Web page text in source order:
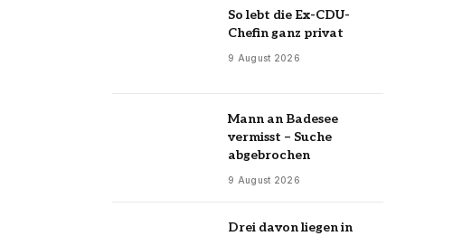
So lebt die Ex-CDU-
Chefin ganz privat
9 August 2026
Mann an Badesee
vermisst – Suche
abgebrochen
9 August 2026
Drei davon liegen in